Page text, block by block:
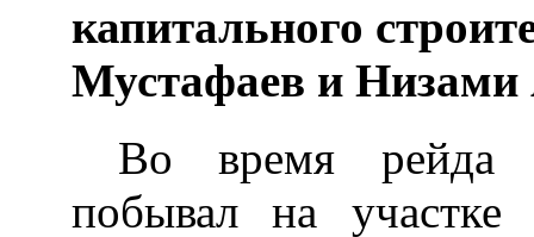
капитального
Мустафаев и Низами
Во время рейда
побывал на